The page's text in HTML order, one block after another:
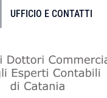
UFFICIO E CONTATTI